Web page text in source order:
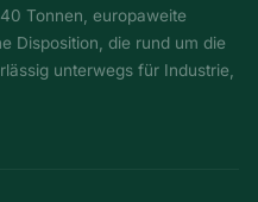
Tonnen, europaweite
Disposition, die rund um die
unterwegs für Industrie,